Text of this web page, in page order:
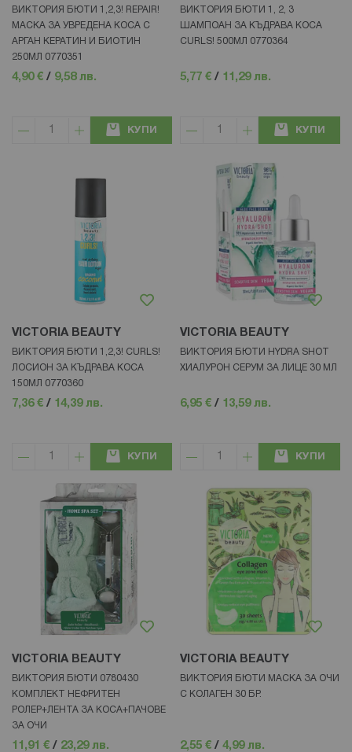
ВИКТОРИЯ БЮТИ 1,2,3! REPAIR!
МАСКА ЗА УВРЕДЕНА КОСА С
АРГАН КЕРАТИН И БИОТИН
250МЛ 0770351
4,90 € / 9,58 лв.
КУПИ
ВИКТОРИЯ БЮТИ 1, 2, 3
ШАМПОАН ЗА КЪДРАВА КОСА
CURLS! 500МЛ 0770364
5,77 € / 11,29 лв.
КУПИ
VICTORIA BEAUTY
ВИКТОРИЯ БЮТИ 1,2,3! CURLS!
ЛОСИОН ЗА КЪДРАВА КОСА
150МЛ 0770360
7,36 € / 14,39 лв.
КУПИ
VICTORIA BEAUTY
ВИКТОРИЯ БЮТИ HYDRA SHOT
ХИАЛУРОН СЕРУМ ЗА ЛИЦЕ 30 МЛ
6,95 € / 13,59 лв.
КУПИ
VICTORIA BEAUTY
ВИКТОРИЯ БЮТИ 0780430
КОМПЛЕКТ НЕФРИТЕН
РОЛЕР+ЛЕНТА ЗА КОСА+ПАЧОВЕ
ЗА ОЧИ
11,91 € / 23,29 лв.
VICTORIA BEAUTY
ВИКТОРИЯ БЮТИ МАСКА ЗА ОЧИ
С КОЛАГЕН 30 БР.
2,55 € / 4,99 лв.